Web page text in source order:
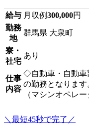
給与 月収例300,000円
勤務
地
群馬県 大泉町
寮・
社宅
あり
仕事
内容
◇自動車・自動車
の勤務となりま
（マシンオペレ
＼最短45秒で完了／